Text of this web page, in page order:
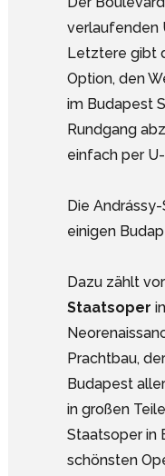
verlaufenden
Letztere gibt
Option, den
im Budapest
Rundgang
einfach per
Die
einigen
Dazu zählt
Staatsoper
Prachtbau,
Budapest
in großen
Staatsoper in
schönsten